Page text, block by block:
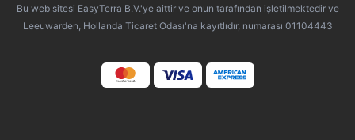
Bu web sitesi EasyTerra B.V.'ye aittir ve onun tarafından işletilmektedir ve
Leeuwarden, Hollanda Ticaret Odası'na kayıtlıdır, numarası 01104443